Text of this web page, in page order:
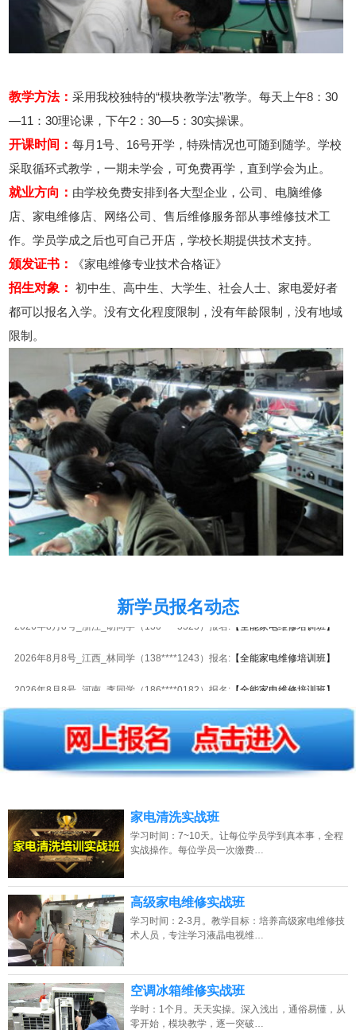
教学方法：采用我校独特的“模块教学法”教学。每天上午8：30
—11：30理论课，下午2：30—5：30实操课。
开课时间：每月1号、16号开学，特殊情况也可随到随学。学校
采取循环式教学，一期未学会，可免费再学，直到学会为止。
就业方向： 由学校免费安排到各大型企业，公司、电脑维修
店、家电维修店、网络公司、售后维修服务部从事维修技术工
作。学员学成之后也可自己开店，学校长期提供技术支持。
颁发证书：
《家电维修专业技术合格证》
招生对象： 初中生、高中生、大学生、社会人士、家电爱好者
都可以报名入学。没有文化程度限制，没有年龄限制，没有地域
限制。
新学员报名动态
2026年8月8号_江西_林同学（138****1243）报名: 【全能家电维修培训班】
2026年8月8号_河南_李同学（186****0182）报名: 【全能家电维修培训班】
2026年8月8号_湖南_谭同学（159****9042）报名:【全能家电维修培训班】
2026年8月8号_江西_张同学（137****2743）报名:【全能家电维修培训班】
2026年8月8号_山西_钟同学（154****2960）报名:
2026年8月8号_河北_张同学（131****6752）报名:【全能家电维修培训班】
2026年8月8号_四川_代同学（151****1885）报名:
2026年8月8号_贵州_谭同学（139****5170）报名:【全能家电维修培训班】
2026年8月8号_重庆_江同学（133****6622）报名:【全能家电维修培训班】
家电清洗实战班
学习时间：7~10天。让每位学员学到真本事，全程
实战操作。每位学员一次缴费…
高级家电维修实战班
学习时间：2-3月。教学目标：培养高级家电维修技
术人员，专注学习液晶电视维…
空调冰箱维修实战班
学时：1个月。天天实操。深入浅出，通俗易懂，从
零开始，模块教学，逐一突破…